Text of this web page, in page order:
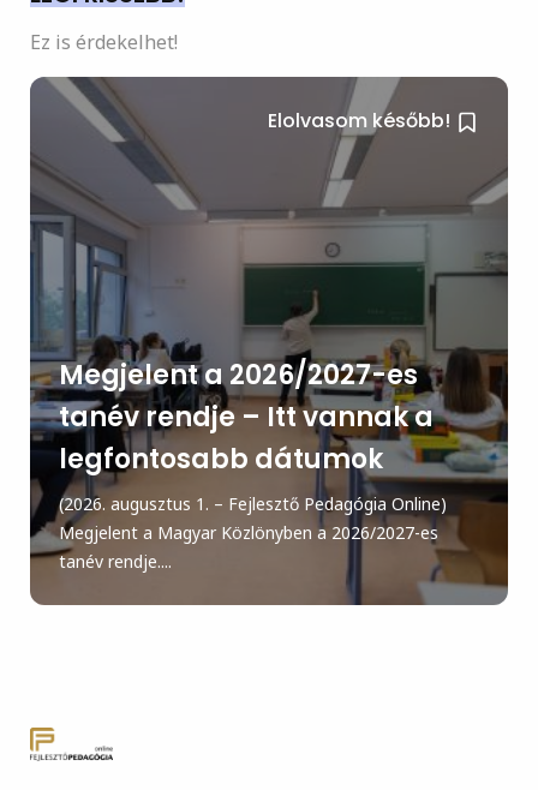
Ez is érdekelhet!
Elolvasom később!
Megjelent a 2026/2027-es
tanév rendje – Itt vannak a
legfontosabb dátumok
(2026. augusztus 1. – Fejlesztő Pedagógia Online)
Megjelent a Magyar Közlönyben a 2026/2027-es
tanév rendje....